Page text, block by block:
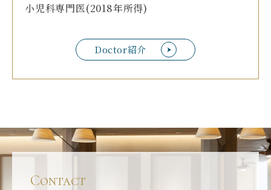
Doctor紹介
小児科専門医(2018年所得)
Contact